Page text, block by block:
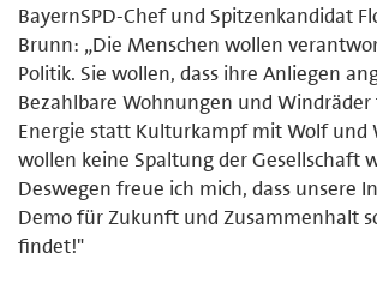
BayernSPD-Chef und Spitzenkandidat
Brunn: „Die Menschen wollen
Politik. Sie wollen, dass ihre Anliegen
Bezahlbare Wohnungen und
Energie statt Kulturkampf mit Wolf und
wollen keine Spaltung der Gesellschaft
Deswegen freue ich mich, dass unsere
Demo für Zukunft und Zusammenhalt
findet!"